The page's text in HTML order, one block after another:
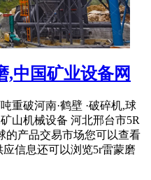
,中国矿业设备网
重破河南·鹤壁 ·破碎机,球
山机械设备 河北邢台市5R
的产品交易市场您可以查看
信息还可以浏览5r雷蒙磨